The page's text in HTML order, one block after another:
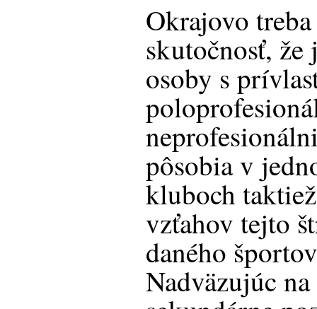
Okrajovo
skutočnosť,
osoby s
pôsobia v
kluboch
vzťahov tejto
daného
Nadväzujúc